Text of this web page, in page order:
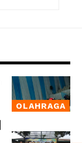
OLAHRAGA